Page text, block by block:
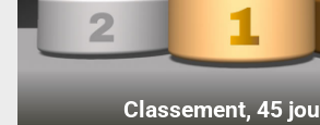
Classement, 45